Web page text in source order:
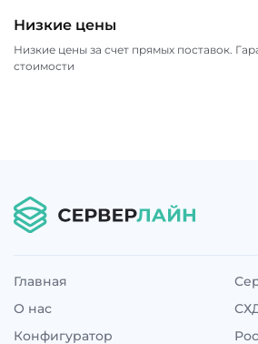
Низкие цены
Низкие цены за счет прямых поставок.
стоимости
Главная
О нас
Конфигуратор